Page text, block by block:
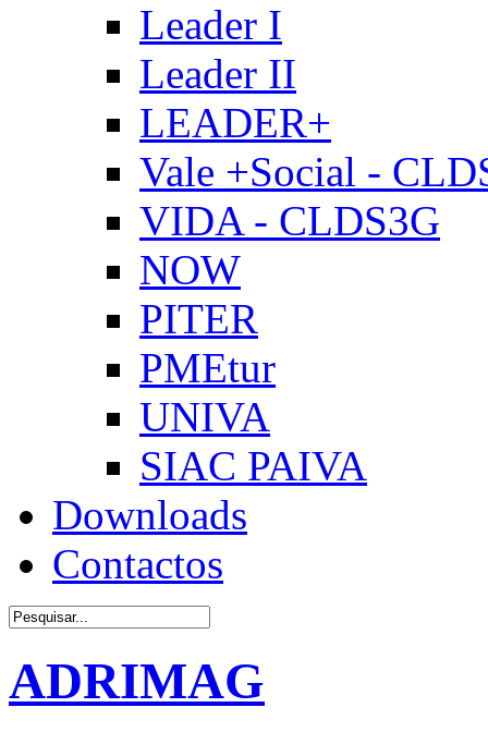
Leader I
Leader II
LEADER+
Vale +Social -
VIDA - CLDS3G
NOW
PITER
PMEtur
UNIVA
SIAC PAIVA
Downloads
Contactos
ADRIMAG